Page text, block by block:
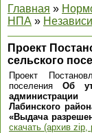
Главная »
НПА »
Проект
сельского
Проект
поселения Об
Лабинского
«Выдача
скачать (архив